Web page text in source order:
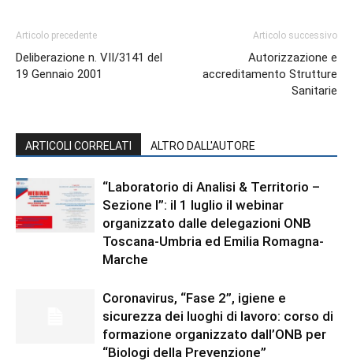
Articolo precedente
Deliberazione n. VII/3141 del
19 Gennaio 2001
Articolo successivo
Autorizzazione e
accreditamento Strutture
Sanitarie
ARTICOLI CORRELATI ALTRO DALL'AUTORE
“Laboratorio di Analisi & Territorio –
Sezione I”: il 1 luglio il webinar
organizzato dalle delegazioni ONB
Toscana-Umbria ed Emilia Romagna-
Marche
Coronavirus, “Fase 2”, igiene e
sicurezza dei luoghi di lavoro: corso di
formazione organizzato dall’ONB per
“Biologi della Prevenzione”